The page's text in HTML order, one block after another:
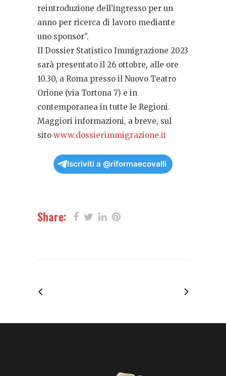
reintroduzione dell’ingresso per un
anno per ricerca di lavoro mediante
uno sponsor”.
Il Dossier Statistico Immigrazione 2023
sarà presentato il 26 ottobre, alle ore
10.30, a Roma presso il Nuovo Teatro
Orione (via Tortona 7) e in
contemporanea in tutte le Regioni.
Maggiori informazioni, a breve, sul
sito www.dossierimmigrazione.it
Iscriviti a @riformaecovalli
Share: